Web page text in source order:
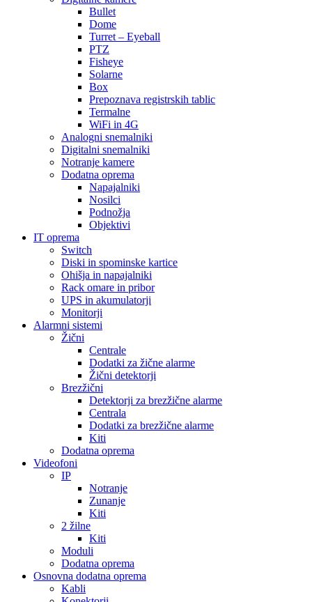
Bullet
Dome
Turret – Eyeball
PTZ
Fisheye
Solarne
Box
Prepoznava registrskih tablic
Termalne
WiFi in 4G
Analogni snemalniki
Digitalni snemalniki
Notranje kamere
Dodatna oprema
Napajalniki
Nosilci
Podnožja
Objektivi
IT oprema
Switch
Diski in spominske kartice
Ohišja in napajalniki
Rack omare in pribor
UPS in akumulatorji
Monitorji
Alarmni sistemi
Žični
Centrale
Dodatki za žične alarme
Žični detektorji
Brezžični
Detektorji za brezžične alarme
Centrala
Dodatki za brezžične alarme
Kiti
Dodatna oprema
Videofoni
IP
Notranje
Zunanje
Kiti
2 žilne
Kiti
Moduli
Dodatna oprema
Osnovna dodatna oprema
Kabli